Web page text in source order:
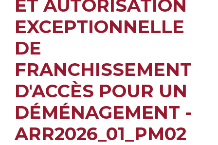
ET AUTORISATION
EXCEPTIONNELLE
DE
FRANCHISSEMENT
D'ACCÈS POUR UN
DÉMÉNAGEMENT -
ARR2026_01_PM02